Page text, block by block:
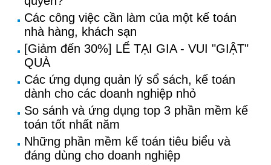
Các công việc cần làm của một kế toán
nhà hàng, khách sạn
[Giảm đến 30%] LỂ TẠI GIA - VUI "GIẬT"
QUÀ
Các ứng dụng quản lý sổ sách, kế toán
dành cho các doanh nghiệp nhỏ
So sánh và ứng dụng top 3 phần mềm kế
toán tốt nhất năm
Những phần mềm kế toán tiêu biểu và
đáng dùng cho doanh nghiệp